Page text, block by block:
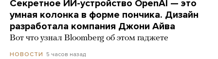
Секретное ИИ-устройство OpenAI — это
умная колонка в форме пончика. Дизайн
разработала компания Джони Айва
Вот что узнал Bloomberg об этом гаджете
НОВОСТИ 5 часов назад